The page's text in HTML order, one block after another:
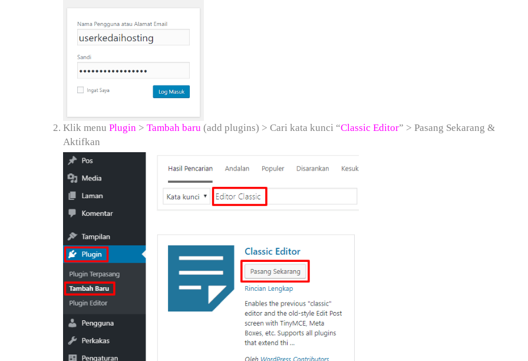
Klik menu Plugin > Tambah baru (add plugins) > Cari kata kunci “Classic Editor” > Pasang Sekarang &
Aktifkan